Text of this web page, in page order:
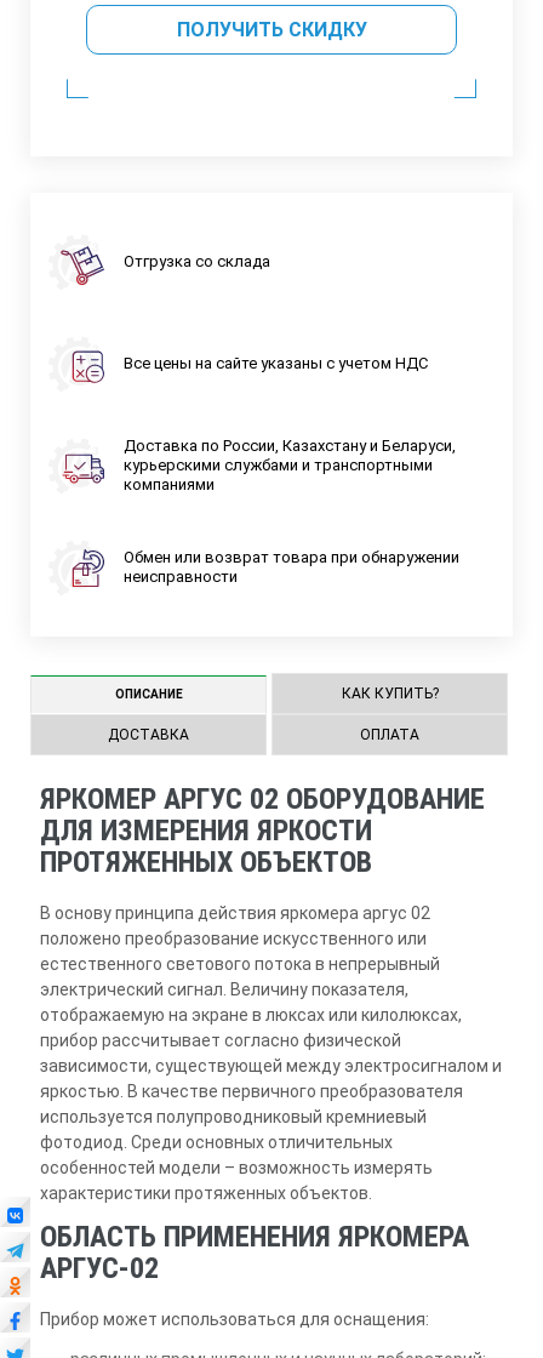
ПОЛУЧИТЬ СКИДКУ
Отгрузка со склада
Все цены на сайте указаны с учетом НДС
Доставка по России, Казахстану и Беларуси,
курьерскими службами и транспортными
компаниями
Обмен или возврат товара при обнаружении
неисправности
ОПИСАНИЕ КАК КУПИТЬ?
ДОСТАВКА ОПЛАТА
ЯРКОМЕР АРГУС 02 ОБОРУДОВАНИЕ
ДЛЯ ИЗМЕРЕНИЯ ЯРКОСТИ
ПРОТЯЖЕННЫХ ОБЪЕКТОВ
В основу принципа действия яркомера аргус 02
положено преобразование искусственного или
естественного светового потока в непрерывный
электрический сигнал. Величину показателя,
отображаемую на экране в люксах или килолюксах,
прибор рассчитывает согласно физической
зависимости, существующей между электросигналом и
яркостью. В качестве первичного преобразователя
используется полупроводниковый кремниевый
фотодиод. Среди основных отличительных
особенностей модели – возможность измерять
характеристики протяженных объектов.
ОБЛАСТЬ ПРИМЕНЕНИЯ ЯРКОМЕРА
АРГУС-02
Прибор может использоваться для оснащения: